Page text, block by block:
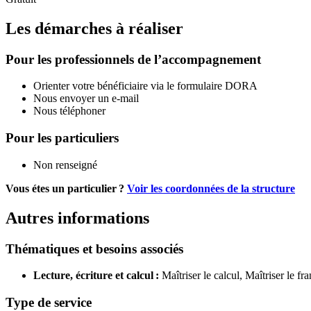
Les démarches à réaliser
Pour les professionnels de l’accompagnement
Orienter votre bénéficiaire via le formulaire DORA
Nous envoyer un e-mail
Nous téléphoner
Pour les particuliers
Non renseigné
Vous étes un particulier ? Voir les coordonnées de la structure
Autres informations
Thématiques et besoins associés
Lecture, écriture et calcul : Maîtriser le calcul, Maîtriser le
Type de service